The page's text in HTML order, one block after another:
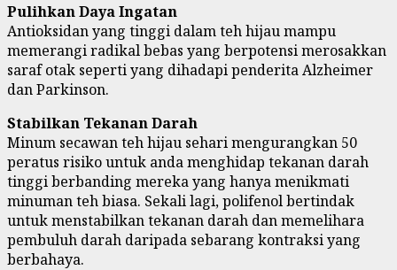
Pulihkan Daya Ingatan
Antioksidan yang tinggi dalam teh hijau mampu
memerangi radikal bebas yang berpotensi merosakkan
saraf otak seperti yang dihadapi penderita Alzheimer
dan Parkinson.
Stabilkan Tekanan Darah
Minum secawan teh hijau sehari mengurangkan 50
peratus risiko untuk anda menghidap tekanan darah
tinggi berbanding mereka yang hanya menikmati
minuman teh biasa. Sekali lagi, polifenol bertindak
untuk menstabilkan tekanan darah dan memelihara
pembuluh darah daripada sebarang kontraksi yang
berbahaya.